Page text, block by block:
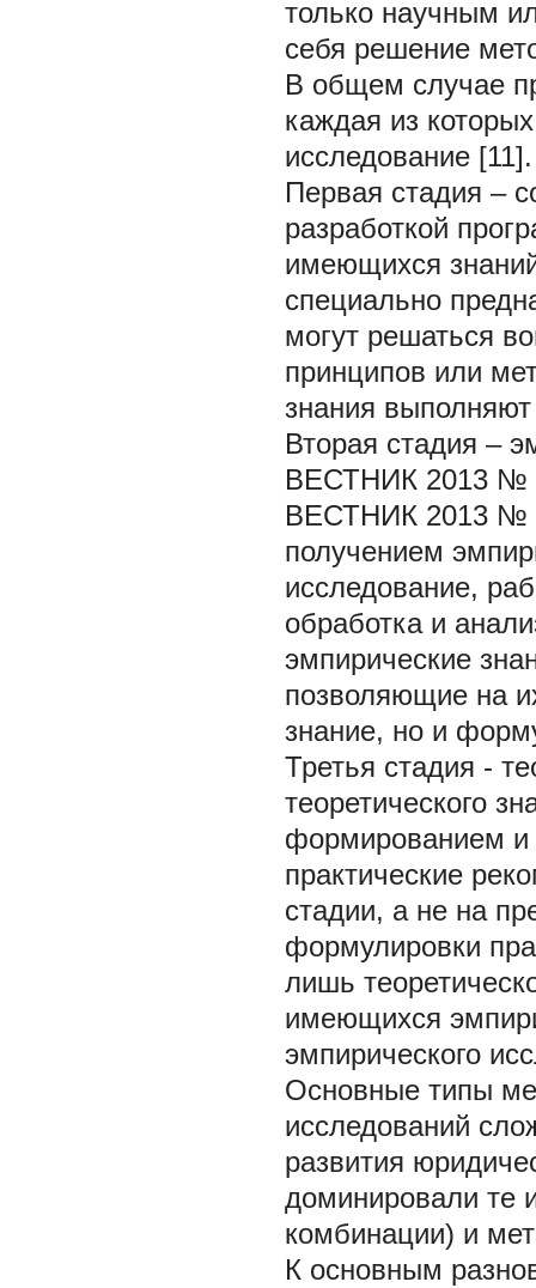
только научным
себя решение
В общем случае
каждая из
исследование [11].
Первая стадия –
разработкой
имеющихся
специально
могут решаться
принципов или
знания
Вторая стадия –
ВЕСТНИК 2013 №
ВЕСТНИК 2013 №
получением
исследование,
обработка и
эмпирические
позволяющие на
знание, но и
Третья стадия -
теоретического
формированием и
практические
стадии, а не на
формулировки
лишь
имеющихся
эмпирического
Основные типы
исследований
развития
доминировали те
комбинации) и
К основным